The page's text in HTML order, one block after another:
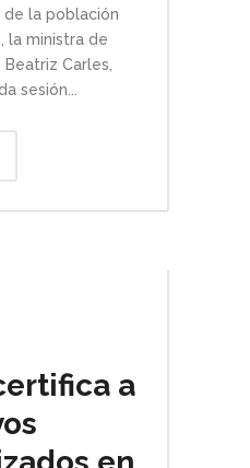
la población
la ministra de
Carles,
sesión...
a